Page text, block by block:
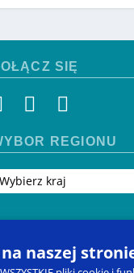
SIĘ
REGIONU
Wybierz kraj
naszej